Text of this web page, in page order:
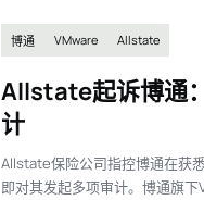
博通 VMware Allstate
Allstate起诉博通
计
Allstate保险公司指控博通在获
即对其发起多项审计。博通旗